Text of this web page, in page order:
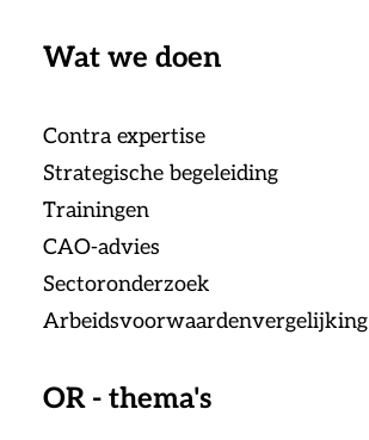
Wat we doen
Contra expertise
Strategische begeleiding
Trainingen
CAO-advies
Sectoronderzoek
Arbeidsvoorwaardenvergelijking
OR - thema's